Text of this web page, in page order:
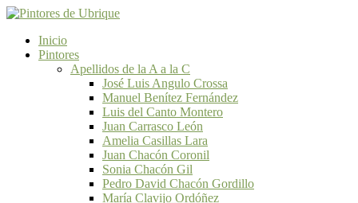
Inicio
Pintores
Apellidos de la A a la C
José Luis Angulo Crossa
Manuel Benítez Fernández
Luis del Canto Montero
Juan Carrasco León
Amelia Casillas Lara
Juan Chacón Coronil
Sonia Chacón Gil
Pedro David Chacón Gordillo
María Clavijo Ordóñez